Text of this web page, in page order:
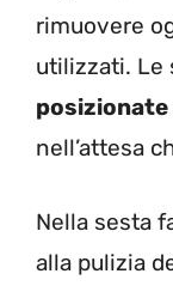
rimuovere
utilizzati. Le
posizionate
nell’attesa
Nella sesta
alla pulizia